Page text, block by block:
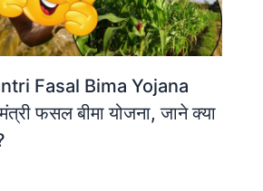
Fasal Bima Yojana
फसल बीमा योजना, जाने क्या